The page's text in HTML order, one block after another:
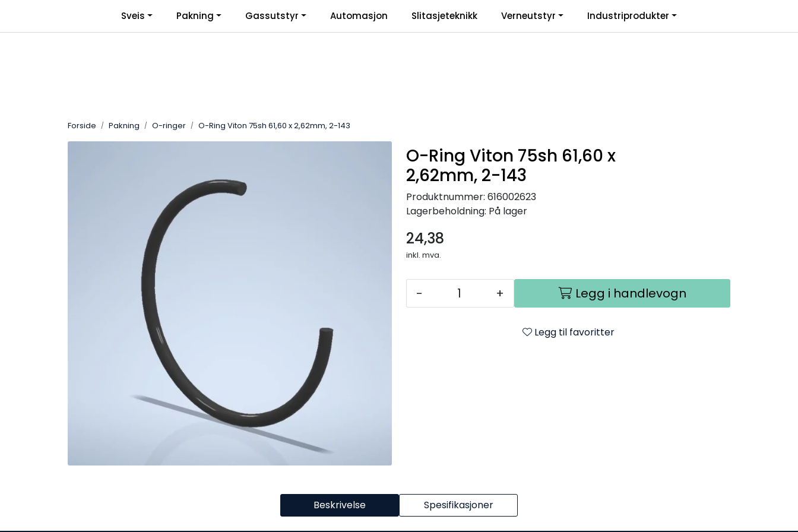
| Bli Bedriftskunde inkl. mva. Informasjon Favoritter
Sveis Pakning Gassutstyr Automasjon Slitasjeteknikk Verneutstyr Industriprodukter
Forside Pakning O-ringer O-Ring Viton 75sh 61,60 x 2,62mm, 2-143
O-Ring Viton 75sh 61,60 x
2,62mm, 2-143
Produktnummer: 616002623
Lagerbeholdning: På lager
24,38
inkl. mva.
- + Legg i handlevogn
Legg til favoritter
Beskrivelse Spesifikasjoner